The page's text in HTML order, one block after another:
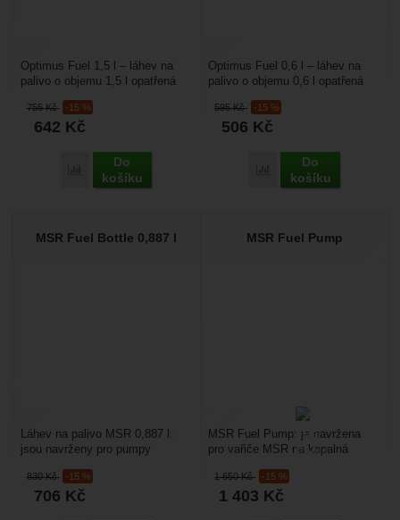
755Kč -15 %
642 Kč
Porovnat
Do
košíku
Optimus Fuel 1,5 l – láhev na
palivo o objemu 1,5 l opatřená
595Kč -15 %
506 Kč
Porovnat
Do
košíku
Optimus Fuel 0,6 l – láhev na
palivo o objemu 0,6 l opatřená
MSR Fuel Bottle 0,887 l
830Kč -15 %
706 Kč
Láhev na palivo MSR 0,887 l:
jsou navrženy pro pumpy
závitem. Litr paliva...
MSR Fuel Pump
1 650Kč -15 %
1 403 Kč
MSR Fuel Pump: je navržena
pro vařiče MSR na kapalná
Universal, WhisperLite...